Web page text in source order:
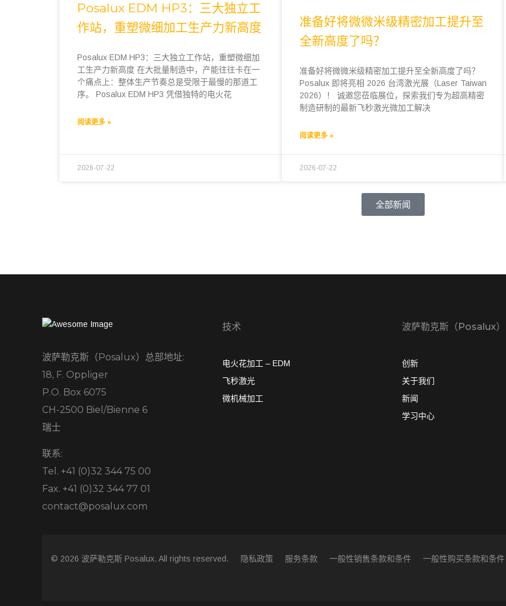
Posalux EDM HP3：三大独立工
作站，重塑微细加工生产力新高度
Posalux EDM HP3：三大独立工作站，重塑微细加
工生产力新高度 在大批量制造中，产能往往卡在一
个痛点上：整体生产节奏总是受限于最慢的那道工
序。 Posalux EDM HP3 凭借独特的电火花
阅读更多 »
2026-07-22
准备好将微微米级精密加工提升至
全新高度了吗？
准备好将微微米级精密加工提升至全新高度了吗？
Posalux 即将亮相 2026 台湾激光展（Laser Taiwan
2026）！ 诚邀您莅临展位，探索我们专为超高精密
制造研制的最新飞秒激光微加工解决
阅读更多 »
2026-07-22
全部新闻
波萨勒克斯（Posalux）总部地址:
18, F. Oppliger
P.O. Box 6075
CH-2500 Biel/Bienne 6
瑞士
联系:
Tel. +41 (0)32 344 75 00
Fax. +41 (0)32 344 77 01
contact@posalux.com
技术
电火花加工 – EDM
飞秒激光
微机械加工
波萨勒克斯（Posalux）
创新
关于我们
新闻
学习中心
© 2026 波萨勒克斯 Posalux. All rights reserved. 隐私政策 服务条款 一般性销售条款和条件 一般性购买条款和条件